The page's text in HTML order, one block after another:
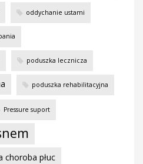
oddychanie ustami
poduszka lecznicza
poduszka rehabilitacyjna
Pressure suport
choroba płuc